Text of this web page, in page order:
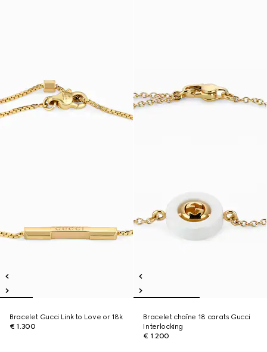
Bracelet Gucci Link to Love or 18k
€ 1.300
Bracelet chaîne 18 carats Gucci
Interlocking
€ 1.200